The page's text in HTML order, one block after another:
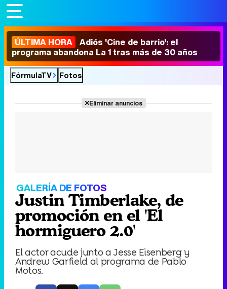
ÚLTIMA HORA Adiós 'Cine de barrio': el
programa abandona La 1 tras más de 30 años
FórmulaTV Fotos
Eliminar anuncios
GALERÍA DE FOTOS
Justin Timberlake, de
promoción en el 'El
hormiguero 2.0'
El actor acude junto a Jesse Eisenberg y
Andrew Garfield al programa de Pablo
Motos.